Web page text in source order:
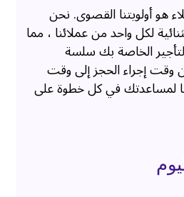
هو أولويتنا القصوى. نحن
لكل واحد من عملائنا ، مما
الخاصة بك سلسة
وقت إجراء الحجز إلى وقت
لمساعدتك في كل خطوة على